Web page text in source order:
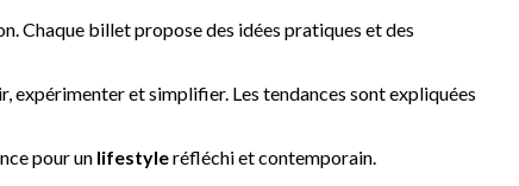
Chaque billet propose des idées pratiques et des
expérimenter et simplifier. Les tendances sont expliquées
pour un lifestyleréfléchi et contemporain.